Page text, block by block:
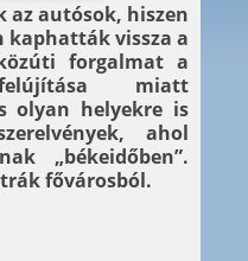
az autósok, hiszen
kaphatták vissza a
forgalmat a
miatt
olyan helyekre is
ahol
„békeidőben”.
fővárosból.